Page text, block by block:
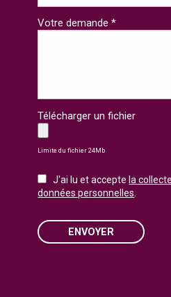
Votre demande *
Télécharger un fichier
Limite du fichier 24Mb
J'ai lu et accepte la
données personnelles
ENVOYER